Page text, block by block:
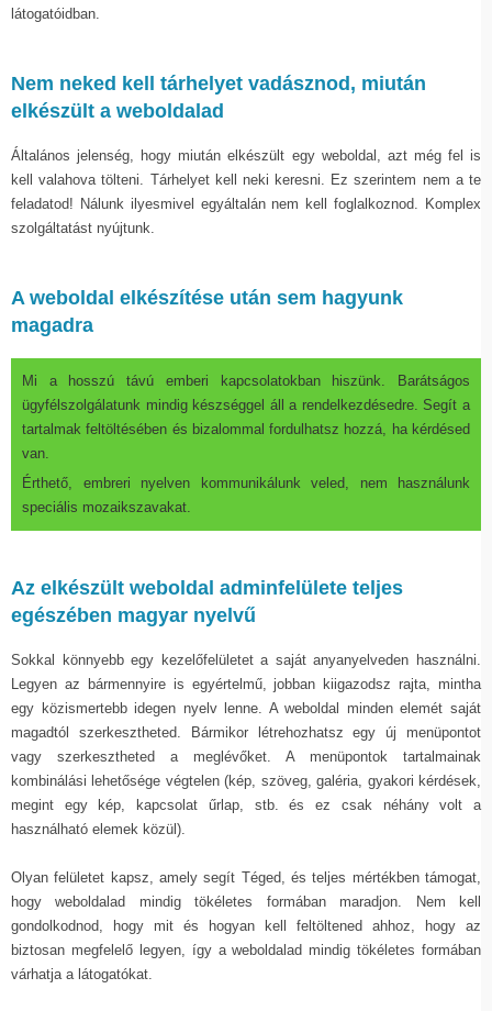
látogatóidban.
Nem neked kell tárhelyet vadásznod, miután
elkészült a weboldalad
Általános jelenség, hogy miután elkészült egy weboldal, azt még fel is
kell valahova tölteni. Tárhelyet kell neki keresni. Ez szerintem nem a te
feladatod! Nálunk ilyesmivel egyáltalán nem kell foglalkoznod. Komplex
szolgáltatást nyújtunk.
A weboldal elkészítése után sem hagyunk
magadra
Mi a hosszú távú emberi kapcsolatokban hiszünk. Barátságos
ügyfélszolgálatunk mindig készséggel áll a rendelkezdésedre. Segít a
tartalmak feltöltésében és bizalommal fordulhatsz hozzá, ha kérdésed
van.
Érthető, embreri nyelven kommunikálunk veled, nem használunk
speciális mozaikszavakat.
Az elkészült weboldal adminfelülete teljes
egészében magyar nyelvű
Sokkal könnyebb egy kezelőfelületet a saját anyanyelveden használni.
Legyen az bármennyire is egyértelmű, jobban kiigazodsz rajta, mintha
egy közismertebb idegen nyelv lenne. A weboldal minden elemét saját
magadtól szerkesztheted. Bármikor létrehozhatsz egy új menüpontot
vagy szerkesztheted a meglévőket. A menüpontok tartalmainak
kombinálási lehetősége végtelen (kép, szöveg, galéria, gyakori kérdések,
megint egy kép, kapcsolat űrlap, stb. és ez csak néhány volt a
használható elemek közül).
Olyan felületet kapsz, amely segít Téged, és teljes mértékben támogat,
hogy weboldalad mindig tökéletes formában maradjon. Nem kell
gondolkodnod, hogy mit és hogyan kell feltöltened ahhoz, hogy az
biztosan megfelelő legyen, így a weboldalad mindig tökéletes formában
várhatja a látogatókat.